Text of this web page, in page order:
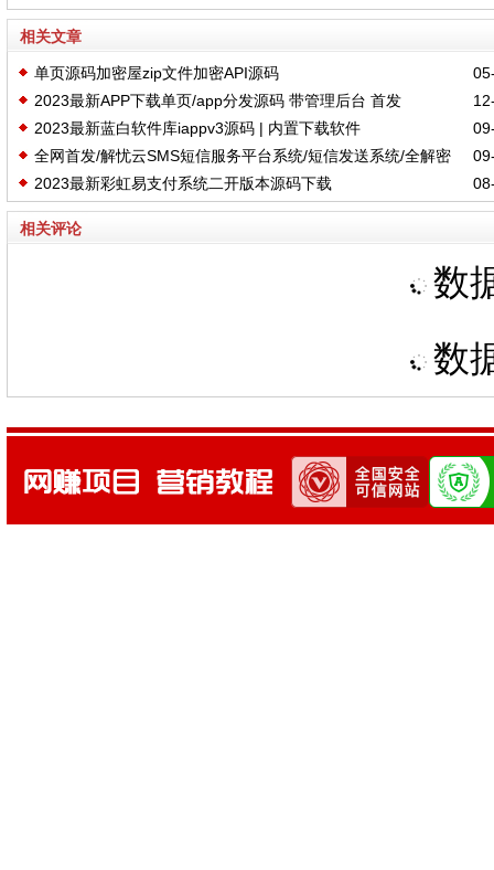
相关文章
单页源码加密屋zip文件加密API源码
2023最新APP下载单页/app分发源码 带管理后台 首发
2023最新蓝白软件库iappv3源码 | 内置下载软件
全网首发/解忧云SMS短信服务平台系统/短信发送系统/全解密
完美版
2023最新彩虹易支付系统二开版本源码下载
相关评论
数
数